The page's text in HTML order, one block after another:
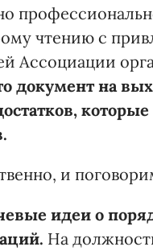
чтению с
Ассоциации
документ на
и
идеи о
На